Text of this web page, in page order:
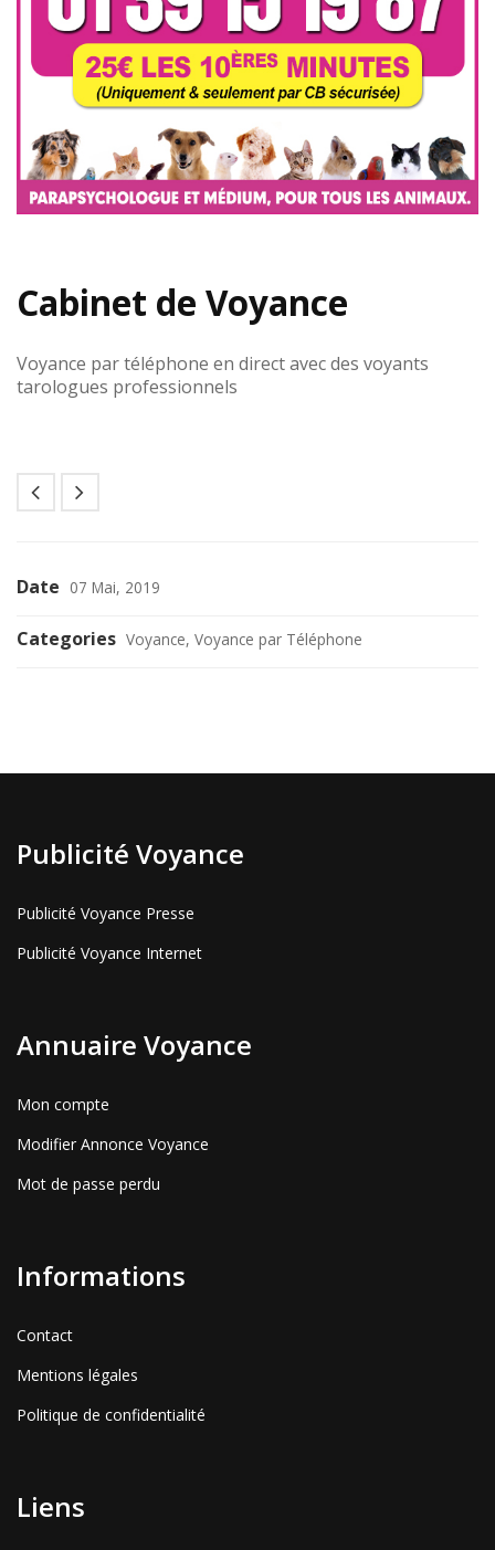
Cabinet de Voyance
Voyance par téléphone en direct avec des voyants
tarologues professionnels
Date 07 Mai, 2019
Categories Voyance, Voyance par Téléphone
Publicité Voyance
Publicité Voyance Presse
Publicité Voyance Internet
Annuaire Voyance
Mon compte
Modifier Annonce Voyance
Mot de passe perdu
Informations
Contact
Mentions légales
Politique de confidentialité
Liens